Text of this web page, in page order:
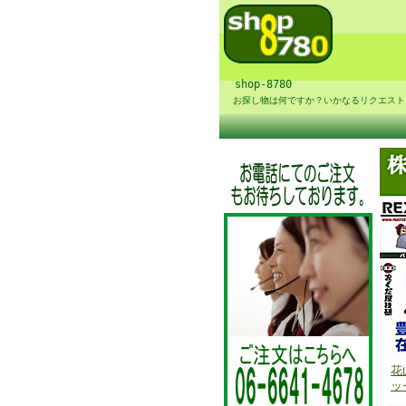
shop-8780
お探し物は何ですか？いかなるリクエス
花
ッ